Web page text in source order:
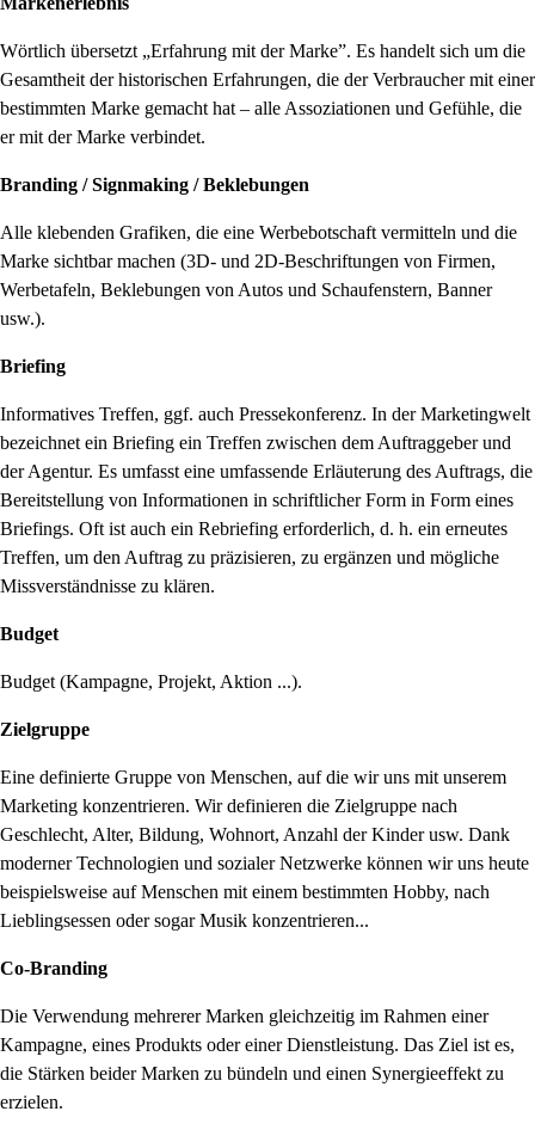
Wörtlich übersetzt „Erfahrung mit der Marke”. Es handelt sich um die
Gesamtheit der historischen Erfahrungen, die der Verbraucher mit einer
bestimmten Marke gemacht hat – alle Assoziationen und Gefühle, die
er mit der Marke verbindet.
Branding / Signmaking / Beklebungen
Alle klebenden Grafiken, die eine Werbebotschaft vermitteln und die
Marke sichtbar machen (3D- und 2D-Beschriftungen von Firmen,
Werbetafeln, Beklebungen von Autos und Schaufenstern, Banner
usw.).
Briefing
Informatives Treffen, ggf. auch Pressekonferenz. In der Marketingwelt
bezeichnet ein Briefing ein Treffen zwischen dem Auftraggeber und
der Agentur. Es umfasst eine umfassende Erläuterung des Auftrags, die
Bereitstellung von Informationen in schriftlicher Form in Form eines
Briefings. Oft ist auch ein Rebriefing erforderlich, d. h. ein erneutes
Treffen, um den Auftrag zu präzisieren, zu ergänzen und mögliche
Missverständnisse zu klären.
Budget
Budget (Kampagne, Projekt, Aktion ...).
Zielgruppe
Eine definierte Gruppe von Menschen, auf die wir uns mit unserem
Marketing konzentrieren. Wir definieren die Zielgruppe nach
Geschlecht, Alter, Bildung, Wohnort, Anzahl der Kinder usw. Dank
moderner Technologien und sozialer Netzwerke können wir uns heute
beispielsweise auf Menschen mit einem bestimmten Hobby, nach
Lieblingsessen oder sogar Musik konzentrieren...
Co-Branding
Die Verwendung mehrerer Marken gleichzeitig im Rahmen einer
Kampagne, eines Produkts oder einer Dienstleistung. Das Ziel ist es,
die Stärken beider Marken zu bündeln und einen Synergieeffekt zu
erzielen.